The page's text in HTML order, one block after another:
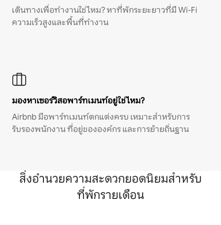
เดินทางเพื่อทำงานใช่ไหม? หาที่พักระยะยาวที่มี Wi-Fi
ความเร็วสูงและพื้นที่ทำงาน
มองหาเซอร์วิสอพาร์ทเมนท์อยู่ใช่ไหม?
Airbnb มีอพาร์ทเมนท์ตกแต่งครบ เหมาะสำหรับการ
รับรองพนักงาน ที่อยู่ขององค์กร และการย้ายถิ่นฐาน
สิ่งอำนวยความสะดวกยอดนิยมสำหรับ
ที่พักรายเดือน